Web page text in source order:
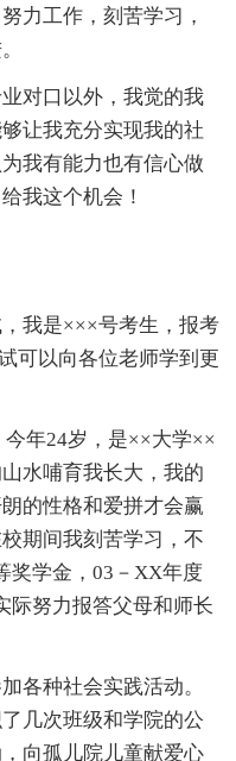
力工作，刻苦学习，
对口以外，我觉的我
让我充分实现我的社
我有能力也有信心做
我这个机会！
我是×××号考生，报考
可以向各位老师学到更
年24岁，是××大学××
水哺育我长大，我的
的性格和爱拼才会赢
期间我刻苦学习，不
奖学金，03－XX年度
际努力报答父母和师长
各种社会实践活动。
几次班级和学院的公
向孤儿院儿童献爱心